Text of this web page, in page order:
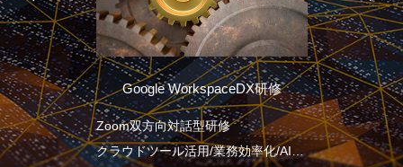
Google WorkspaceDX研修
Zoom双方向対話型研修
クラウドツール活用/業務効率化/AI連